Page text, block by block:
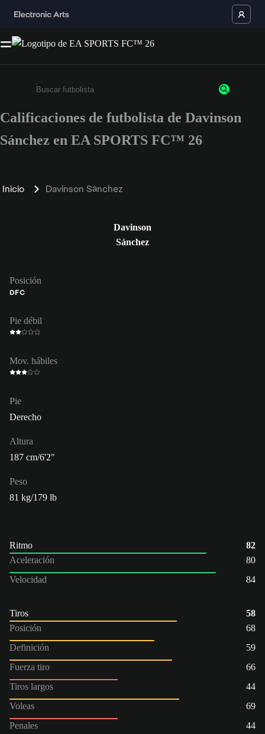
Ingresa un mínimo de 3 caracteres o números
Calificaciones de futbolista de Davinson
Sánchez en EA SPORTS FC™ 26
Inicio Davinson Sánchez
Davinson
Sánchez
Posición
DFC
Pie débil
Mov. hábiles
Pie
Derecho
Altura
187 cm/6'2"
Peso
81 kg/179 lb
Ritmo
82
Aceleración
80
Velocidad
84
Tiros
58
Posición
68
Definición
59
Fuerza tiro
66
Tiros largos
44
Voleas
69
Penales
44